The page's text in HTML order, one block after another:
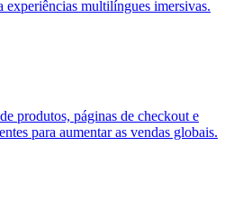
experiências multilíngues imersivas.
produtos, páginas de checkout e
para aumentar as vendas globais.